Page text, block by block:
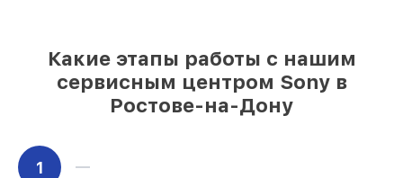
Какие этапы работы с нашим
сервисным центром Sony в
Ростове-на-Дону
1